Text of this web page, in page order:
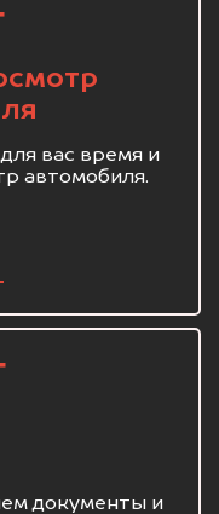
вас время и
автомобиля.
документы и